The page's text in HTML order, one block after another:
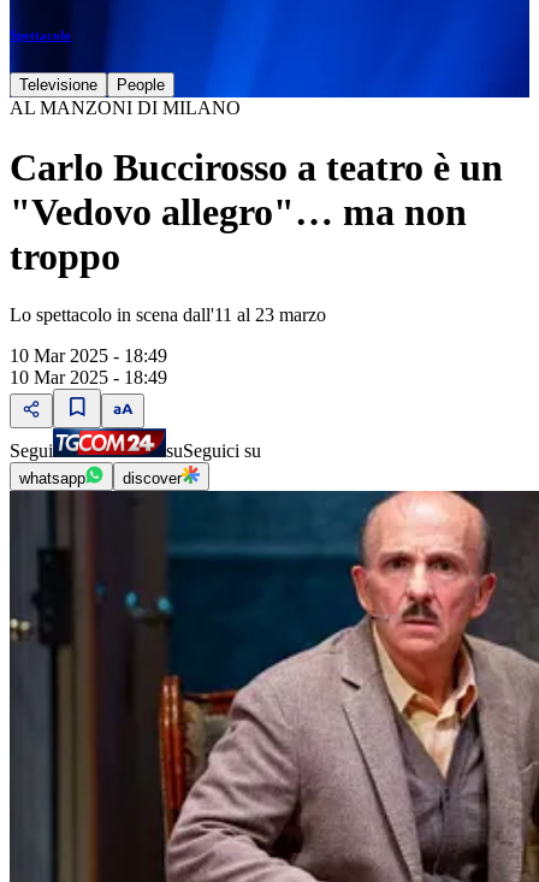
Spettacolo
Televisione People
AL MANZONI DI MILANO
Carlo Buccirosso a teatro è un
"Vedovo allegro"… ma non
troppo
Lo spettacolo in scena dall'11 al 23 marzo
10 Mar 2025 - 18:49
10 Mar 2025 - 18:49
Segui suSeguici su
whatsapp discover